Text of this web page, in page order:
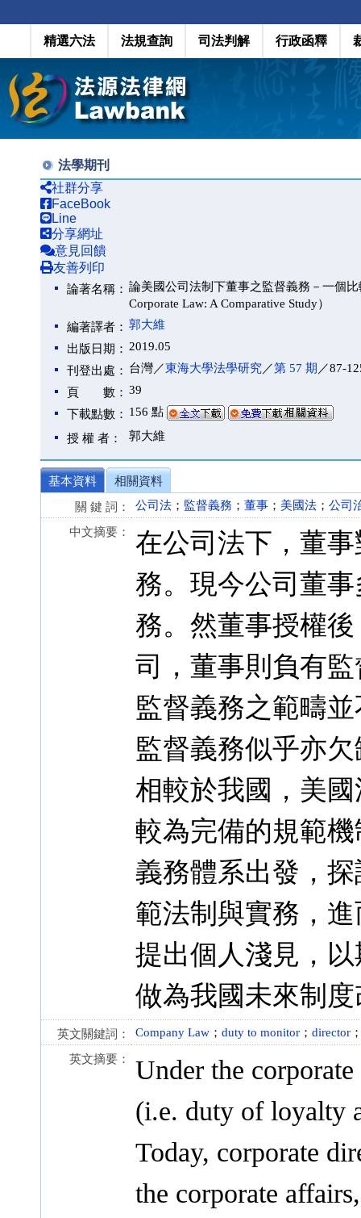
精選六法 法規查詢 司法判解 行政函釋
法學期刊
社群分享
FaceBook
Line
分享網址
意見回饋
友善列印
論著名稱： 論美國公司法制下董事之監督義務－一個
Corporate Law: A Comparative Study）
編著譯者： 郭大維
出版日期： 2019.05
刊登出處： 台灣／東海大學法學研究／第 57 期 ／87-
頁 數： 39
下載點數： 156 點
授 權 者： 郭大維
基本資料
相關資料
關 鍵 詞：
公司法 ； 監督義務 ； 董事 ； 美國法 ； 公司
中文摘要：
在公司法下，董
務。現今公司董
務。然董事授權
司，董事則負有
監督義務之範疇
監督義務似乎亦
相較於我國，美
較為完備的規範
義務體系出發，
範法制與實務，
提出個人淺見，
做為我國未來制
英文關鍵詞： Company Law ； duty to monitor ； director
英文摘要：
Under the
(i.e. duty of loyalty
Today, corporate
the corporate